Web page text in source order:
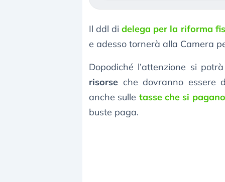
Il ddl didelega per la riforma
e adesso tornerà alla Camera
Dopodiché l’attenzione si
risorse che dovranno essere
anche sulle tasse che si
buste paga.